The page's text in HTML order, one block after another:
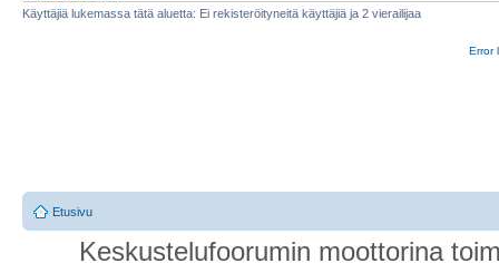
Käyttäjiä lukemassa tätä aluetta: Ei rekisteröityneitä käyttäjiä ja 2 vierailijaa
Error
Etusivu
Keskustelufoorumin moottorina